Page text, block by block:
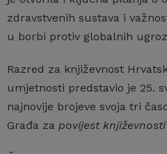
zdravstvenih sustava i
u borbi protiv globalnih
Razred za književnost
umjetnosti predstavio je 25.
najnovije brojeve svoja tri
Građa za povijest